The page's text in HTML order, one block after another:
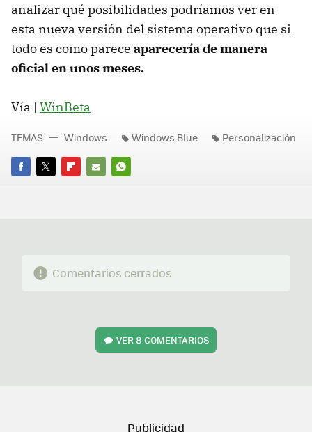
analizar qué posibilidades podríamos ver en
esta nueva versión del sistema operativo que si
todo es como parece aparecería de manera
oficial en unos meses.
Vía | WinBeta
FACEBOOK
TWITTERFLIPBOARD
E-
WHATSAPP
TEMAS Windows Windows Blue Personalización
Comentarios cerrados
VER8 COMENTARIOS